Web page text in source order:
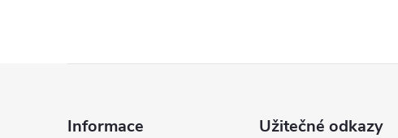
Informace Užitečné odkazy